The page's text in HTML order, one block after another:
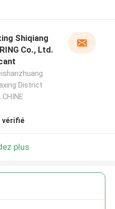
Shiqiang
Co., Ltd.
District
CHINE
vérifié
plus